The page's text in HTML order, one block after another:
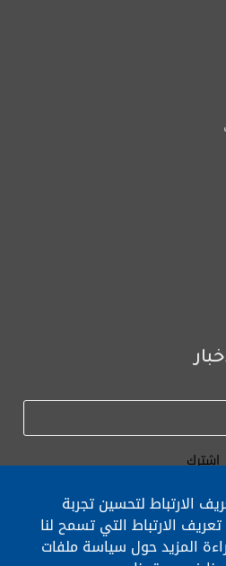
الارتباط لتحسين تجربة
الارتباط التي تسمح لنا
المزيد حول سياسة ملفات